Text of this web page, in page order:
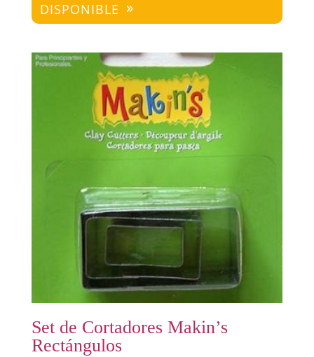
DISPONIBLE
Set de Cortadores Makin’s
Rectángulos